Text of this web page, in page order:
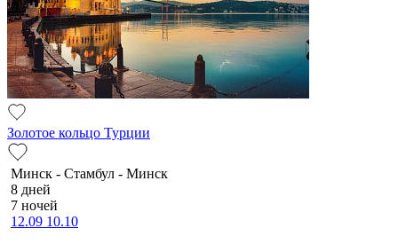
Золотое кольцо Турции
Минск - Стамбул - Минск
8 дней
7 ночей
12.09 10.10